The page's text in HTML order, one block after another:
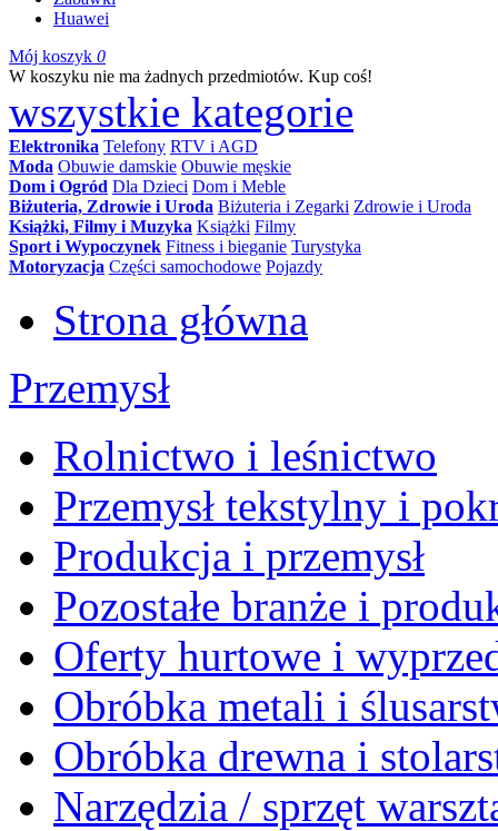
Huawei
Mój koszyk 0
W koszyku nie ma żadnych przedmiotów. Kup coś!
wszystkie kategorie
Elektronika Telefony RTV i AGD
Moda Obuwie damskie Obuwie męskie
Dom i Ogród Dla Dzieci Dom i Meble
Biżuteria, Zdrowie i Uroda Biżuteria i Zegarki Zdrowie i Uroda
Książki, Filmy i Muzyka Książki Filmy
Sport i Wypoczynek Fitness i bieganie Turystyka
Motoryzacja Części samochodowe Pojazdy
Strona główna
Przemysł
Rolnictwo i leśnictwo
Przemysł tekstylny i
Produkcja i przemysł
Pozostałe branże i
Oferty hurtowe i
Obróbka metali i
Obróbka drewna i
Narzędzia / sprzęt